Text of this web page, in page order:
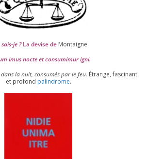
je ?La devise de Montaigne
imus nocte et consu­mi­mur igni.
la nuit, consu­més par le feu. Étrange, fas­ci­nant
et pro­fond palin­drome.